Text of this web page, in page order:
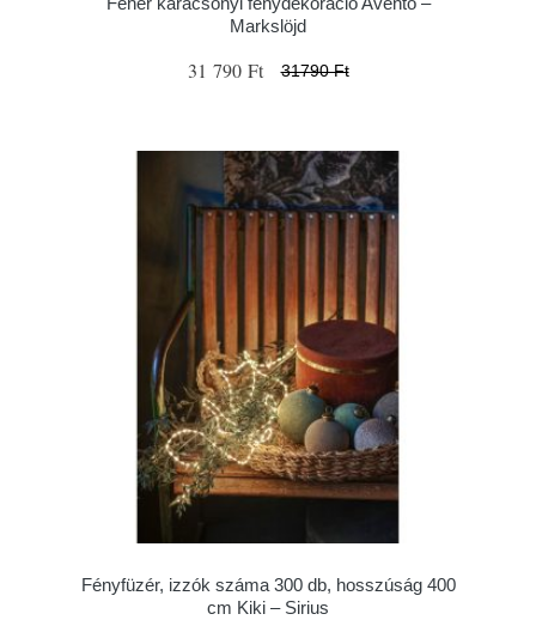
Markslöjd
31 790 Ft 31790 Ft
Fényfüzér, izzók száma 300 db, hosszúság 400
cm Kiki – Sirius